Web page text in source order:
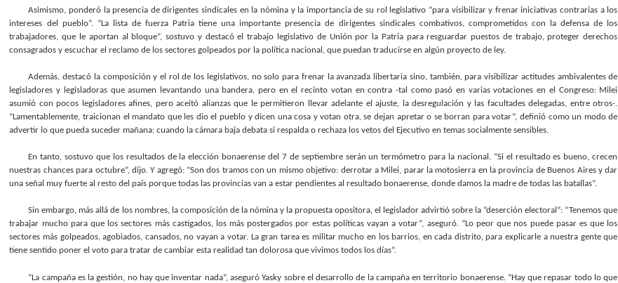
Asimismo, ponderó la presencia de dirigentes sindicales en la nómina y la importancia de su rol legislativo “para visibilizar y frenar iniciativas contrarias a los
intereses del pueblo”. “La lista de fuerza Patria tiene una importante presencia de dirigentes sindicales combativos, comprometidos con la defensa de los
trabajadores, que le aportan al bloque”, sostuvo y destacó el trabajo legislativo de Unión por la Patria para resguardar puestos de trabajo, proteger derechos
consagrados y escuchar el reclamo de los sectores golpeados por la política nacional, que puedan traducirse en algún proyecto de ley.
Además, destacó la composición y el rol de los legislativos, no solo para frenar la avanzada libertaria sino, también, para visibilizar actitudes ambivalentes de
legisladores y legisladoras que asumen levantando una bandera, pero en el recinto votan en contra -tal como pasó en varias votaciones en el Congreso: Milei
asumió con pocos legisladores afines, pero aceitó alianzas que le permitieron llevar adelante el ajuste, la desregulación y las facultades delegadas, entre otros-.
“Lamentablemente, traicionan el mandato que les dio el pueblo y dicen una cosa y votan otra, se dejan apretar o se borran para votar”, definió como un modo de
advertir lo que pueda suceder mañana: cuando la cámara baja debata si respalda o rechaza los vetos del Ejecutivo en temas socialmente sensibles.
En tanto, sostuvo que los resultados de la elección bonaerense del 7 de septiembre serán un termómetro para la nacional. “Si el resultado es bueno, crecen
nuestras chances para octubre”, dijo. Y agregó: “Son dos tramos con un mismo objetivo: derrotar a Milei, parar la motosierra en la provincia de Buenos Aires y dar
una señal muy fuerte al resto del país porque todas las provincias van a estar pendientes al resultado bonaerense, donde damos la madre de todas las batallas”.
Sin embargo, más allá de los nombres, la composición de la nómina y la propuesta opositora, el legislador advirtió sobre la “deserción electoral”: “Tenemos que
trabajar mucho para que los sectores más castigados, los más postergados por estas políticas vayan a votar”, aseguró. “Lo peor que nos puede pasar es que los
sectores más golpeados, agobiados, cansados, no vayan a votar. La gran tarea es militar mucho en los barrios, en cada distrito, para explicarle a nuestra gente que
tiene sentido poner el voto para tratar de cambiar esta realidad tan dolorosa que vivimos todos los días”.
“La campaña es la gestión, no hay que inventar nada”, aseguró Yasky sobre el desarrollo de la campaña en territorio bonaerense. “Hay que repasar todo lo que